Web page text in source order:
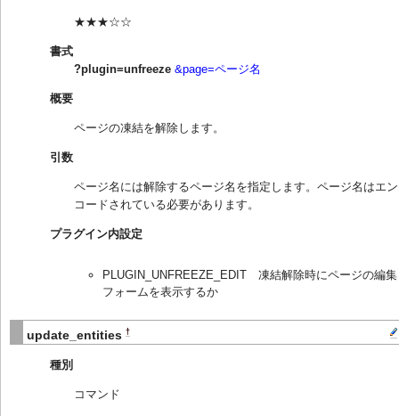
★★★☆☆
書式
?plugin=unfreeze &page=ページ名
概要
ページの凍結を解除します。
引数
ページ名には解除するページ名を指定します。ページ名はエン
コードされている必要があります。
プラグイン内設定
PLUGIN_UNFREEZE_EDIT 凍結解除時にページの編集
フォームを表示するか
update_entities †
種別
コマンド